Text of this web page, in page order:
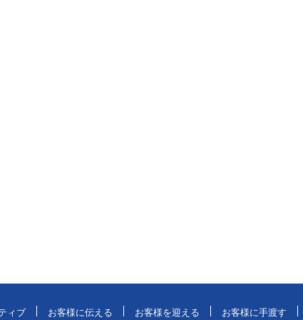
ィブ お客様に伝える お客様を迎える お客様に手渡す